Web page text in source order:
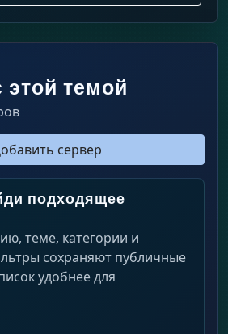
темой
сервер
подходящее
теме, категории и
сохраняют публичные
удобнее для